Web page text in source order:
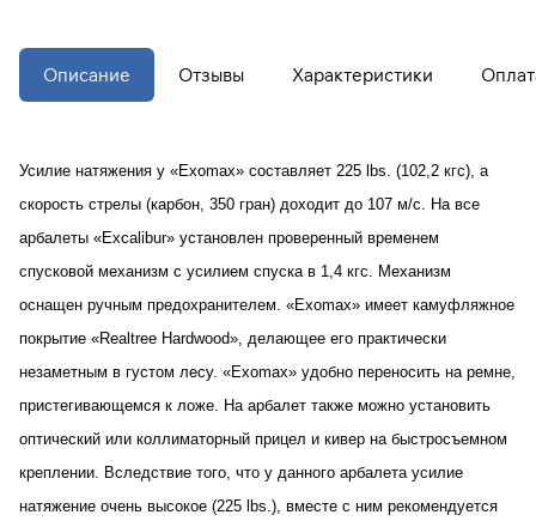
Описание Отзывы Характеристики
Усилие натяжения у «Exomax» составляет 225 lbs. (102,2 кгс), а
скорость стрелы (карбон, 350 гран) доходит до 107 м/с. На все
арбалеты «Excalibur» установлен проверенный временем
спусковой механизм с усилием спуска в 1,4 кгс. Механизм
оснащен ручным предохранителем. «Exomax» имеет камуфляжное
покрытие «Realtree Hardwood», делающее его практически
незаметным в густом лесу. «Exomax» удобно переносить на ремне,
пристегивающемся к ложе. На арбалет также можно установить
оптический или коллиматорный прицел и кивер на быстросъемном
креплении. Вследствие того, что у данного арбалета усилие
натяжение очень высокое (225 lbs.), вместе с ним рекомендуется
* При оплате черезПЛАЙТ
скидки по купонам не
об оплате Плайтом
25
недели
Остались вопросы?
8 800 302-02-51
plait.ru